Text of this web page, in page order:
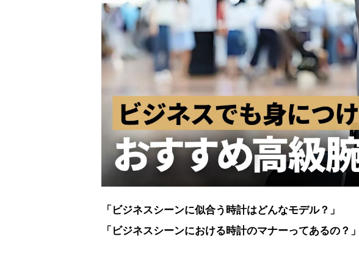
「ビジネスシーンに似合う時計はどんなモデル？」
「ビジネスシーンにおける時計のマナーってあるの？」